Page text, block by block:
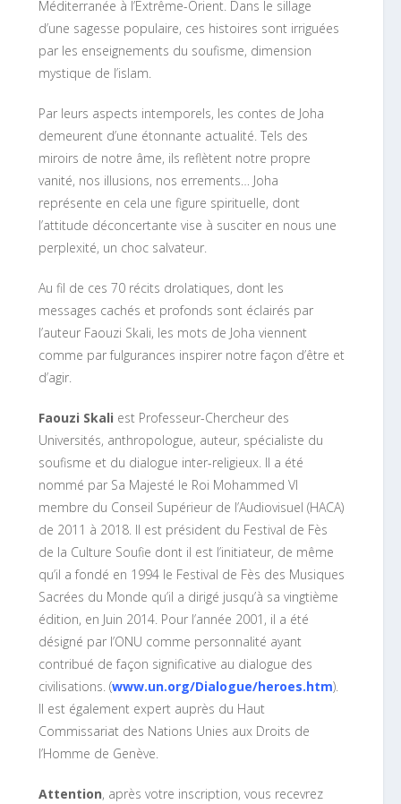
Méditerranée à l’Extrême-Orient. Dans le sillage
d’une sagesse populaire, ces histoires sont irriguées
par les enseignements du soufisme, dimension
mystique de l’islam.
Par leurs aspects intemporels, les contes de Joha
demeurent d’une étonnante actualité. Tels des
miroirs de notre âme, ils reflètent notre propre
vanité, nos illusions, nos errements… Joha
représente en cela une figure spirituelle, dont
l’attitude déconcertante vise à susciter en nous une
perplexité, un choc salvateur.
Au fil de ces 70 récits drolatiques, dont les
messages cachés et profonds sont éclairés par
l’auteur Faouzi Skali, les mots de Joha viennent
comme par fulgurances inspirer notre façon d’être et
d’agir.
Faouzi Skali est Professeur-Chercheur des
Universités, anthropologue, auteur, spécialiste du
soufisme et du dialogue inter-religieux. Il a été
nommé par Sa Majesté le Roi Mohammed VI
membre du Conseil Supérieur de l’Audiovisuel (HACA)
de 2011 à 2018. Il est président du Festival de Fès
de la Culture Soufie dont il est l’initiateur, de même
qu’il a fondé en 1994 le Festival de Fès des Musiques
Sacrées du Monde qu’il a dirigé jusqu’à sa vingtième
édition, en Juin 2014. Pour l’année 2001, il a été
désigné par l’ONU comme personnalité ayant
contribué de façon significative au dialogue des
civilisations. (www.un.org/Dialogue/heroes.htm).
Il est également expert auprès du Haut
Commissariat des Nations Unies aux Droits de
l’Homme de Genève.
Attention, après votre inscription, vous recevrez